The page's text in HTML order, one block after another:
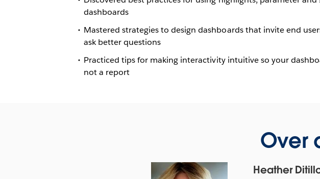
dashboards
Mastered strategies to design dashboards that invite end
ask better questions
Practiced tips for making interactivity intuitive so your
not a report
Over
Heather